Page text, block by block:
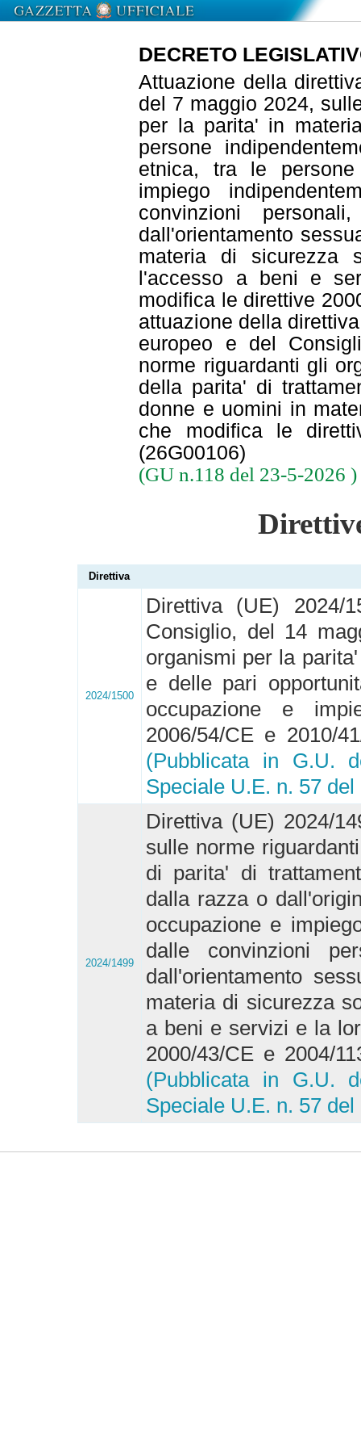
DECRETO
Attuazione della
del 7 maggio 2024,
per la parita' in
persone
etnica, tra le
impiego
convinzioni
dall'orientamento
materia di sicurezza
l'accesso a beni e
modifica le direttive
attuazione della
europeo e del
norme riguardanti gli
della parita' di
donne e uomini in
che modifica le
(26G00106)
(GU n.118 del 23-5-2026 )
Direttiva
2024/1500
Direttiva (UE) 2024/
Consiglio, del 14
organismi per la
e delle pari
occupazione e
2006/54/CE e 2010/
(Pubblicata in G.U.
Speciale U.E. n. 57
2024/1499
Direttiva (UE) 2024/
sulle norme
di parita' di
dalla razza o
occupazione e
dalle convinzioni
dall'orientamento
materia di sicurezza
a beni e servizi e la
2000/43/CE e 2004/
(Pubblicata in G.U.
Speciale U.E. n. 57